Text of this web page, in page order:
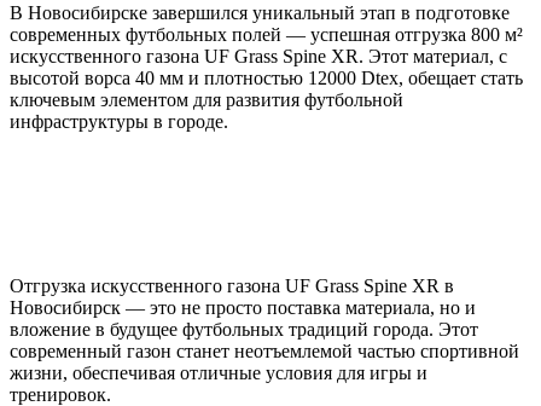
В Новосибирске завершился уникальный этап в подготовке
современных футбольных полей — успешная отгрузка 800 м²
искусственного газона UF Grass Spine XR. Этот материал, с
высотой ворса 40 мм и плотностью 12000 Dtex, обещает стать
ключевым элементом для развития футбольной
инфраструктуры в городе.
Отгрузка искусственного газона UF Grass Spine XR в
Новосибирск — это не просто поставка материала, но и
вложение в будущее футбольных традиций города. Этот
современный газон станет неотъемлемой частью спортивной
жизни, обеспечивая отличные условия для игры и
тренировок.